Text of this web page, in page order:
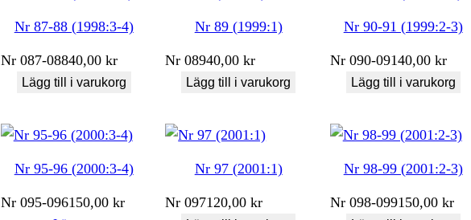
Nr 87-88 (1998:3-4)
Nr 087-08840,00 kr
Lägg till i varukorg
Nr 89 (1999:1)
Nr 08940,00kr
Lägg till i varukorg
Nr 90-91 (1999:2-3)
Nr 090-09140,00 kr
Lägg till i varukorg
Nr 95-96 (2000:3-4)
Nr 095-096150,00 kr
Nr 97 (2001:1)
Nr 097120,00kr
Nr 98-99 (2001:2-3)
Nr 098-099150,00 kr